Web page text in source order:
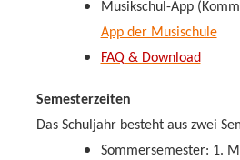
Musikschul-App
App der Musischule
FAQ & Download
Semesterzeiten
Das Schuljahr besteht aus zwei
Sommersemester: 1.